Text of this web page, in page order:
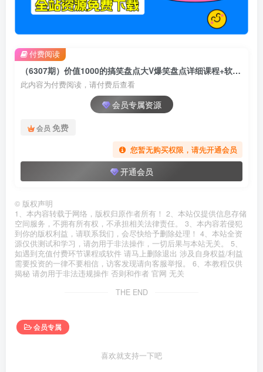
（6307期）价值1000的搞笑盘点大V爆笑盘点详细课程+软件，中视频变现
此内容为付费阅读，请付费后查看
会员专属资源
会员 免费
您暂无购买权限，请先开通会员
开通会员
付费阅读
© 版权声明
1、本内容转载于网络，版权归原作者所有！ 2、本站仅提供信息存储
空间服务，不拥有所有权，不承担相关法律责任。 3、本内容若侵犯
到你的版权利益，请联系我们，会尽快给予删除处理！ 4、本站全资
源仅供测试和学习，请勿用于非法操作，一切后果与本站无关。 5、
如遇到充值付费环节课程或软件 请马上删除退出 涉及自身权益/利益
需要投资的一律不要相信，访客发现请向客服举报。 6、本教程仅供
揭秘 请勿用于非法违规操作 否则和作者 官网 无关
THE END
会员专属
喜欢就支持一下吧